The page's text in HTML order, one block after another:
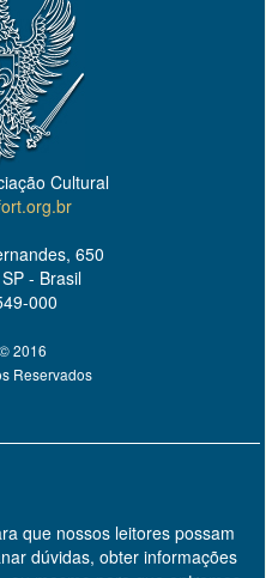
Cultural
650
- Brasil
000
2016
Reservados
que nossos leitores possam
dúvidas, obter informações